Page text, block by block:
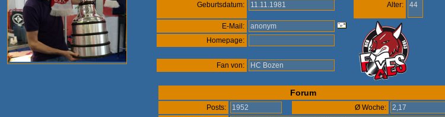
Geburtsdatum: 11.11.1981 Alter: 44
E-Mail:
anonym
Homepage:
Fan von: HC Bozen
Forum
Posts: 1952 Ø Woche:
2,17